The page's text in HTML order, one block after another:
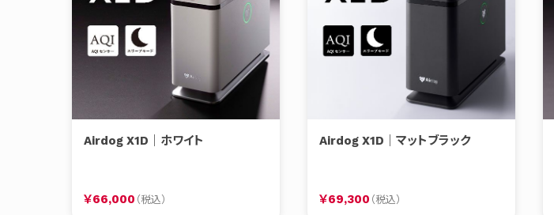
Airdog X1D｜ホワイト
￥66,000
Airdog X1D｜マットブラック
￥69,300